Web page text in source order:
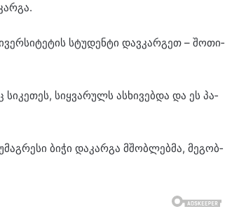
სტუ­დენ­ტი დავ­კარ­გეთ – შო­თი­
სიყ­ვა­რულს ას­ხი­ვებ­და და ეს პა­
ბიჭი და­კარ­გა მშობ­ლებ­მა, მე­გობ­